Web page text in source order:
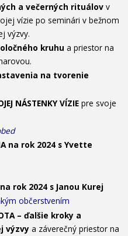
a večerných rituálov v
vízie po seminári v bežnom
výzvy.
kruhu a priestor na
na tvorenie
NÁSTENKY VÍZIE pre svoje
na rok 2024 s Yvette
na rok 2024 s Janou Kurej
občerstvením
– ďalšie kroky a
výzvy a záverečný priestor na